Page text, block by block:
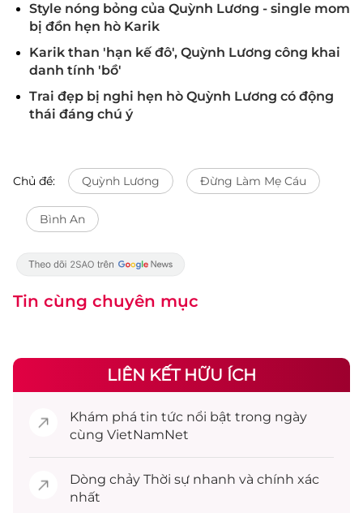
Style nóng bỏng của Quỳnh Lương - single mom
bị đồn hẹn hò Karik
Karik than 'hạn kế đô', Quỳnh Lương công khai
danh tính 'bồ'
Trai đẹp bị nghi hẹn hò Quỳnh Lương có động
thái đáng chú ý
Chủ đề: Quỳnh Lương Đừng Làm Mẹ Cáu
Bình An
Tin cùng chuyên mục
LIÊN KẾT HỮU ÍCH
Khám phá tin tức nổi bật trong ngày
cùng VietNamNet
Dòng chảy Thời sự nhanh và chính xác
nhất